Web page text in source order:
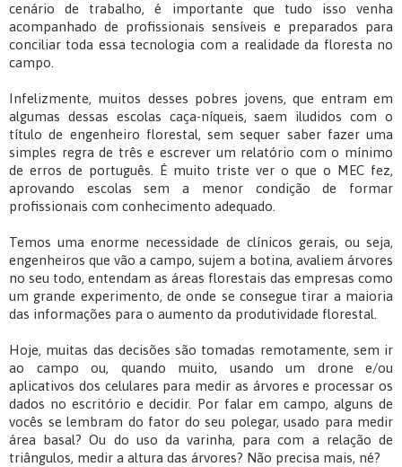
cenário de trabalho, é importante que tudo isso venha
acompanhado de profissionais sensíveis e preparados para
conciliar toda essa tecnologia com a realidade da floresta no
campo.
Infelizmente, muitos desses pobres jovens, que entram em
algumas dessas escolas caça-níqueis, saem iludidos com o
título de engenheiro florestal, sem sequer saber fazer uma
simples regra de três e escrever um relatório com o mínimo
de erros de português. É muito triste ver o que o MEC fez,
aprovando escolas sem a menor condição de formar
profissionais com conhecimento adequado.
Temos uma enorme necessidade de clínicos gerais, ou seja,
engenheiros que vão a campo, sujem a botina, avaliem árvores
no seu todo, entendam as áreas florestais das empresas como
um grande experimento, de onde se consegue tirar a maioria
das informações para o aumento da produtividade florestal.
Hoje, muitas das decisões são tomadas remotamente, sem ir
ao campo ou, quando muito, usando um drone e/ou
aplicativos dos celulares para medir as árvores e processar os
dados no escritório e decidir. Por falar em campo, alguns de
vocês se lembram do fator do seu polegar, usado para medir
área basal? Ou do uso da varinha, para com a relação de
triângulos, medir a altura das árvores? Não precisa mais, né?